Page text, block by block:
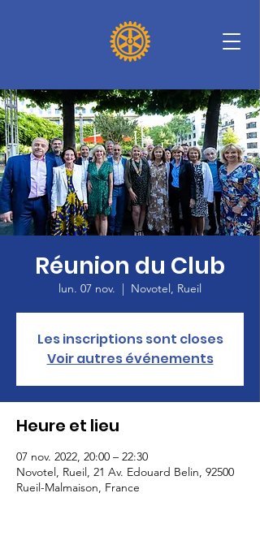
Réunion du Club
lun. 07 nov.
  |
Novotel, Rueil
Les inscriptions sont closes
Voir autres événements
Heure et lieu
07 nov. 2022, 20:00 – 22:30
Novotel, Rueil, 21 Av. Edouard Belin, 92500
Rueil-Malmaison, France